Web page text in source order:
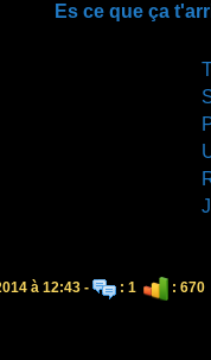
Es ce que ça
à 12:43 - : 1 : 670